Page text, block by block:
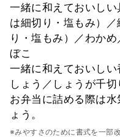
一緒に和えておいし
は細切り・塩もみ）
り・塩もみ）／わか
ぼこ
一緒に和えておいしい
しょう／しょうが千
お弁当に詰める際は
ょう。
※みやすさのために書式を一部